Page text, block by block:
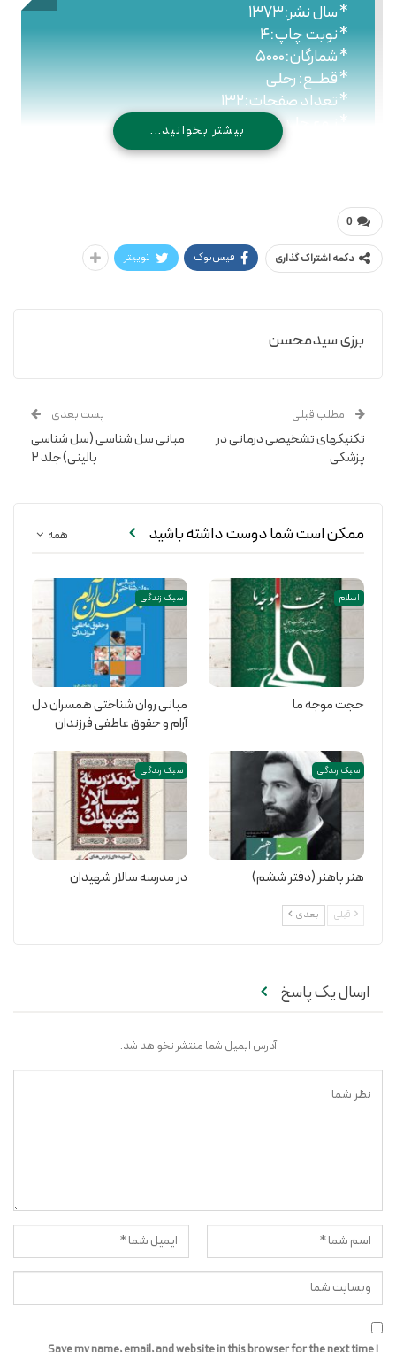
* سال نشر:۱۳۷۳
* نوبت چاپ:۴
* شمارگان:۵۰۰۰
* قطــع: رحلی
* تعداد صفحات:۱۳۲
* نـوع جلـد: شومیزبیشتر بخوانید...
0
دکمه اشتراک گذاری فیس‌بوک توییتر
برزی سیدمحسن
مطلب قبلی
تکنیکهای تشخیصی درمانی در
پزشکی
پست بعدی
مبانی سل شناسی (سل شناسی
بالینی) جلد ۲
همه ممکن است شما دوست داشته باشید
اسلام
حجت موجه ما
سبک زندگی
مبانی روان شناختی همسران دل
آرام و حقوق عاطفی فرزندان
سبک زندگی
هنر باهنر (دفتر ششم)
سبک زندگی
در مدرسه سالار شهیدان
قبلی بعدی
ارسال یک پاسخ
آدرس ایمیل شما منتشر نخواهد شد.